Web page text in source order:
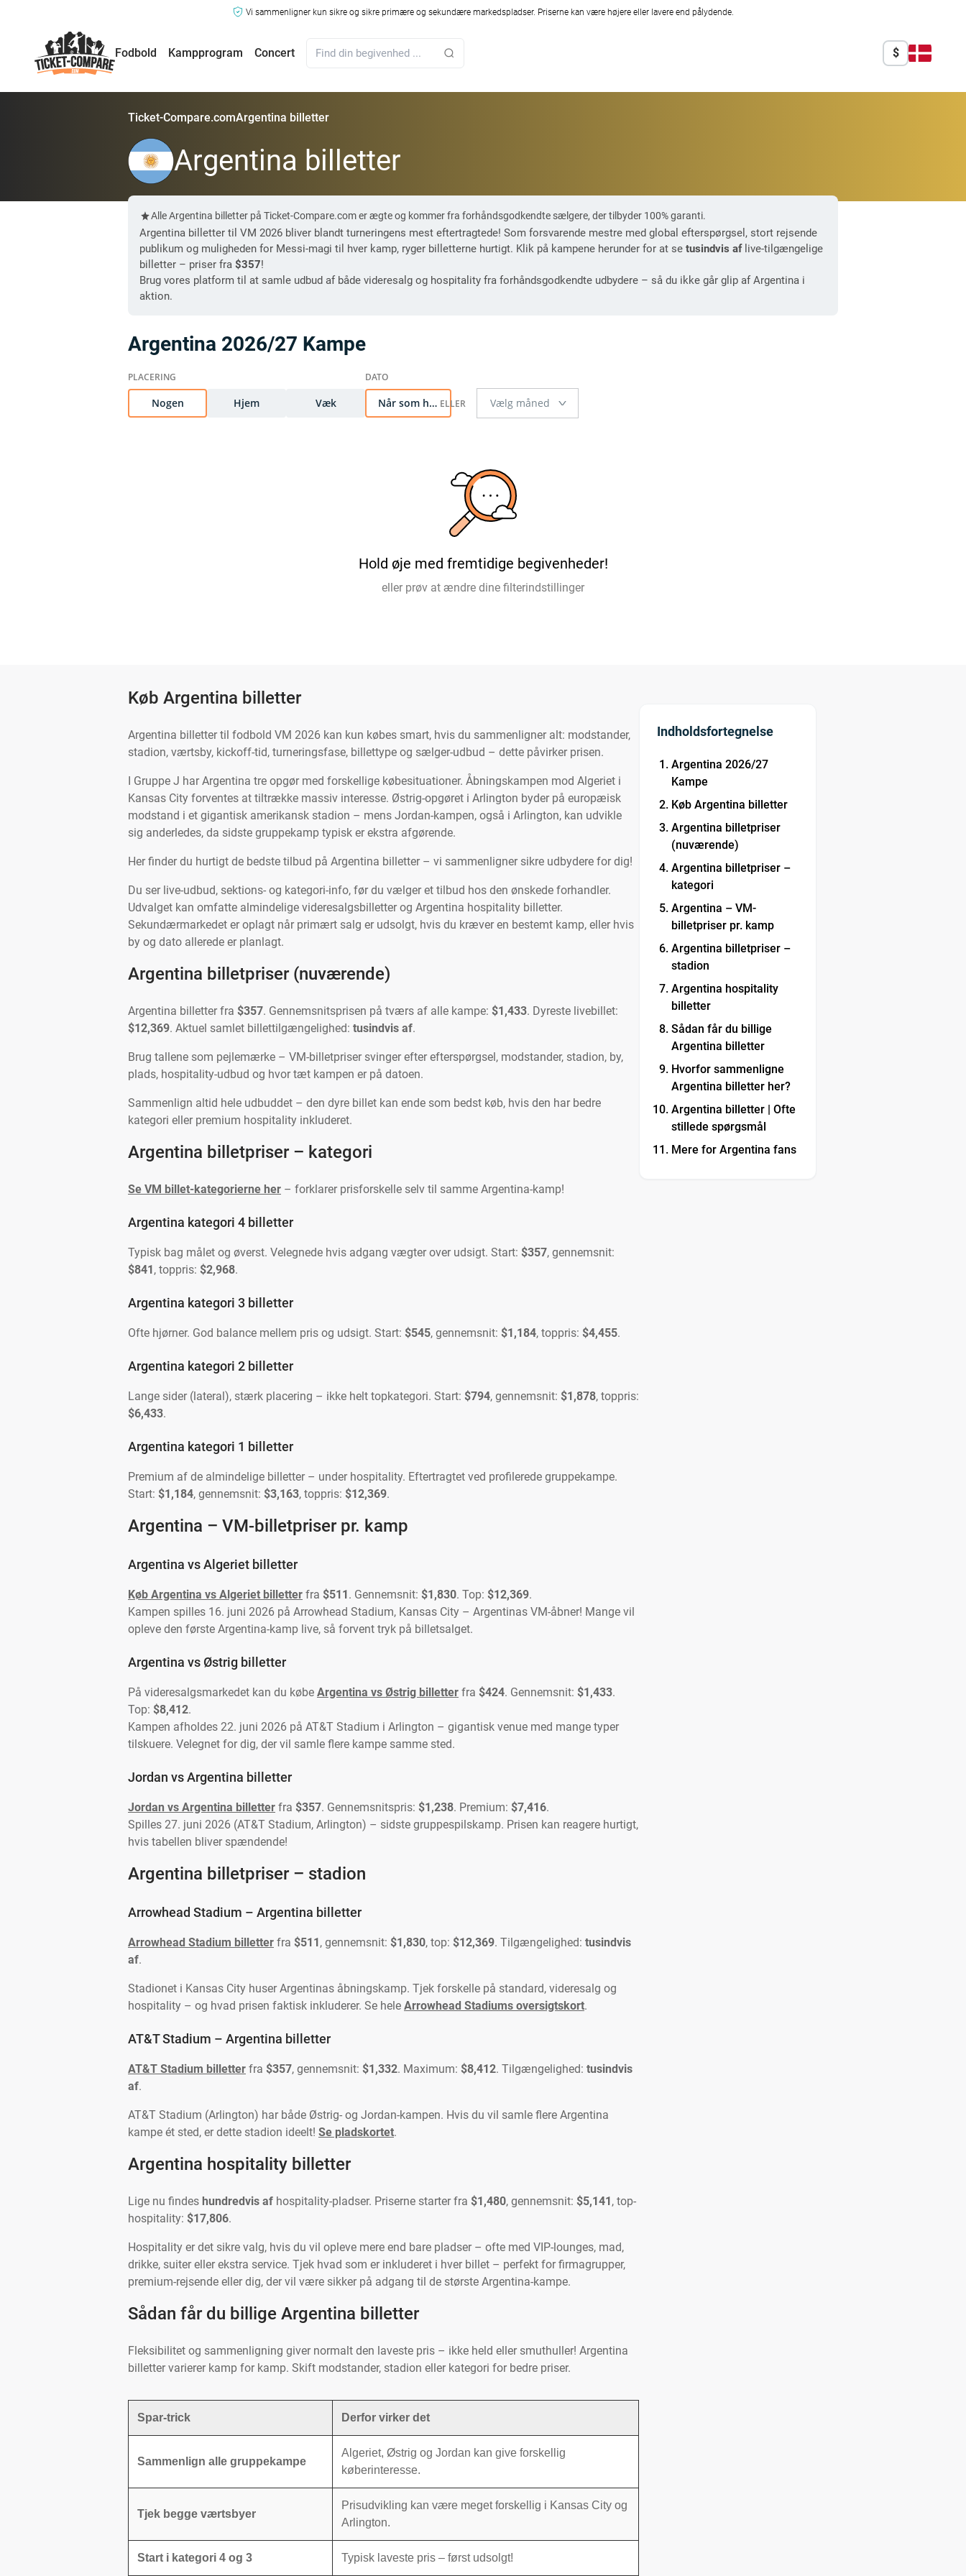
Vi sammenligner kun sikre og sikre primære og sekundære markedspladser. Priserne kan være højere eller lavere end pålydende.
Fodbold Kampprogram Concert $
Ticket-Compare.comArgentina billetter
Argentina billetter
Alle Argentina billetter på Ticket-Compare.com er ægte og kommer fra forhåndsgodkendte sælgere, der tilbyder 100% garanti.
Argentina billetter til VM 2026 bliver blandt turneringens mest eftertragtede! Som forsvarende mestre med global efterspørgsel, stort rejsende
publikum og muligheden for Messi-magi til hver kamp, ryger billetterne hurtigt. Klik på kampene herunder for at se tusindvis aflive-tilgængelige
billetter – priser fra $357!
Brug vores platform til at samle udbud af både videresalg og hospitality fra forhåndsgodkendte udbydere – så du ikke går glip af Argentina i
aktion.
Argentina 2026/27 Kampe
Nogen Hjem Væk Når som helst
Hold øje med fremtidige begivenheder!
eller prøv at ændre dine filterindstillinger
Køb Argentina billetter
Argentina billetter til fodbold VM 2026 kan kun købes smart, hvis du sammenligner alt: modstander,
stadion, værtsby, kickoff-tid, turneringsfase, billettype og sælger-udbud – dette påvirker prisen.
I Gruppe J har Argentina tre opgør med forskellige købesituationer. Åbningskampen mod Algeriet i
Kansas City forventes at tiltrække massiv interesse. Østrig-opgøret i Arlington byder på europæisk
modstand i et gigantisk amerikansk stadion – mens Jordan-kampen, også i Arlington, kan udvikle
sig anderledes, da sidste gruppekamp typisk er ekstra afgørende.
Her finder du hurtigt de bedste tilbud på Argentina billetter – vi sammenligner sikre udbydere for dig!
Du ser live-udbud, sektions- og kategori-info, før du vælger et tilbud hos den ønskede forhandler.
Udvalget kan omfatte almindelige videresalgsbilletter og Argentina hospitality billetter.
Sekundærmarkedet er oplagt når primært salg er udsolgt, hvis du kræver en bestemt kamp, eller hvis
by og dato allerede er planlagt.
Argentina billetpriser (nuværende)
Argentina billetter fra $357. Gennemsnitsprisen på tværs af alle kampe: $1,433. Dyreste livebillet:
$12,369. Aktuel samlet billettilgængelighed: tusindvis af.
Brug tallene som pejlemærke – VM-billetpriser svinger efter efterspørgsel, modstander, stadion, by,
plads, hospitality-udbud og hvor tæt kampen er på datoen.
Sammenlign altid hele udbuddet – den dyre billet kan ende som bedst køb, hvis den har bedre
kategori eller premium hospitality inkluderet.
Argentina billetpriser – kategori
Se VM billet-kategorierne her – forklarer prisforskelle selv til samme Argentina-kamp!
Argentina kategori 4 billetter
Typisk bag målet og øverst. Velegnede hvis adgang vægter over udsigt. Start: $357, gennemsnit:
$841 , toppris: $2,968.
Argentina kategori 3 billetter
Ofte hjørner. God balance mellem pris og udsigt. Start: $545, gennemsnit: $1,184, toppris: $4,455.
Argentina kategori 2 billetter
Lange sider (lateral), stærk placering – ikke helt topkategori. Start: $794, gennemsnit: $1,878, toppris:
$6,433.
Argentina kategori 1 billetter
Premium af de almindelige billetter – under hospitality. Eftertragtet ved profilerede gruppekampe.
Start: $1,184, gennemsnit: $3,163, toppris: $12,369.
Argentina – VM-billetpriser pr. kamp
Argentina vs Algeriet billetter
Køb Argentina vs Algeriet billetter fra $511 . Gennemsnit: $1,830. Top: $12,369.
Kampen spilles 16. juni 2026 på Arrowhead Stadium, Kansas City – Argentinas VM-åbner! Mange vil
opleve den første Argentina-kamp live, så forvent tryk på billetsalget.
Argentina vs Østrig billetter
På videresalgsmarkedet kan du købe Argentina vs Østrig billetter fra $424. Gennemsnit: $1,433.
Top: $8,412.
Kampen afholdes 22. juni 2026 på AT&T Stadium i Arlington – gigantisk venue med mange typer
tilskuere. Velegnet for dig, der vil samle flere kampe samme sted.
Jordan vs Argentina billetter
Jordan vs Argentina billetter fra $357. Gennemsnitspris: $1,238. Premium: $7,416.
Spilles 27. juni 2026 (AT&T Stadium, Arlington) – sidste gruppespilskamp. Prisen kan reagere hurtigt,
hvis tabellen bliver spændende!
Argentina billetpriser – stadion
Arrowhead Stadium – Argentina billetter
Arrowhead Stadium billetter fra $511 , gennemsnit: $1,830, top: $12,369. Tilgængelighed: tusindvis
af.
Stadionet i Kansas City huser Argentinas åbningskamp. Tjek forskelle på standard, videresalg og
hospitality – og hvad prisen faktisk inkluderer. Se hele Arrowhead Stadiums oversigtskort.
AT&T Stadium – Argentina billetter
AT&T Stadium billetter fra $357, gennemsnit: $1,332. Maximum: $8,412. Tilgængelighed: tusindvis
af.
AT&T Stadium (Arlington) har både Østrig- og Jordan-kampen. Hvis du vil samle flere Argentina
kampe ét sted, er dette stadion ideelt! Se pladskortet.
Argentina hospitality billetter
Lige nu findes hundredvis af hospitality-pladser. Priserne starter fra $1,480, gennemsnit: $5,141 , top-
hospitality: $17,806.
Hospitality er det sikre valg, hvis du vil opleve mere end bare pladser – ofte med VIP-lounges, mad,
drikke, suiter eller ekstra service. Tjek hvad som er inkluderet i hver billet – perfekt for firmagrupper,
premium-rejsende eller dig, der vil være sikker på adgang til de største Argentina-kampe.
Sådan får du billige Argentina billetter
Fleksibilitet og sammenligning giver normalt den laveste pris – ikke held eller smuthuller! Argentina
billetter varierer kamp for kamp. Skift modstander, stadion eller kategori for bedre priser.
Spar-trick Derfor virker det
Sammenlign alle gruppekampe
Algeriet, Østrig og Jordan kan give forskellig
køberinteresse.
Tjek begge værtsbyer
Prisudvikling kan være meget forskellig i Kansas City og
Arlington.
Start i kategori 4 og 3 Typisk laveste pris – først udsolgt!
Indholdsfortegnelse
Argentina 2026/27
Kampe
Køb Argentina billetter
Argentina billetpriser
(nuværende)
Argentina billetpriser –
kategori
Argentina – VM-
billetpriser pr. kamp
Argentina billetpriser –
stadion
Argentina hospitality
billetter
Sådan får du billige
Argentina billetter
Hvorfor sammenligne
Argentina billetter her?
Argentina billetter | Ofte
stillede spørgsmål
Mere for Argentina fans